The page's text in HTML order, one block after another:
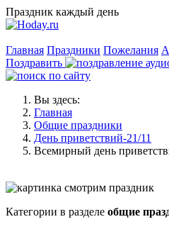
Праздник каждый день
Главная Праздники Пожелания
Поздравить
Вы здесь:
Главная
Общие праздники
День приветствий-21/11
Всемирный день
Категории в разделе общие